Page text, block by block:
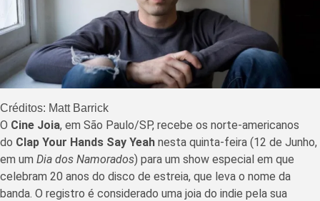
Créditos: Matt Barrick
O Cine Joia, em São Paulo/SP, recebe os norte-americanos
do Clap Your Hands Say Yeah nesta quinta-feira (12 de Junho,
em um Dia dos Namorados) para um show especial em que
celebram 20 anos do disco de estreia, que leva o nome da
banda. O registro é considerado uma joia do indie pela sua